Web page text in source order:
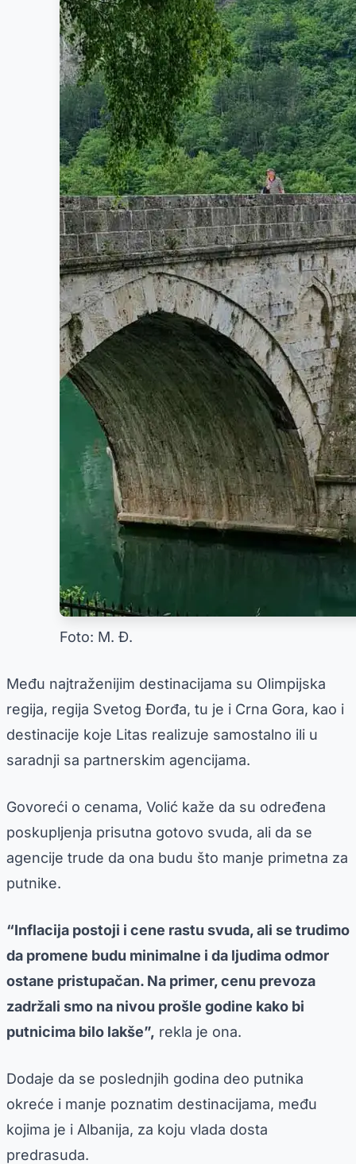
Foto: M. Đ.
Među najtraženijim destinacijama su Olimpijska
regija, regija Svetog Đorđa, tu je i Crna Gora, kao i
destinacije koje Litas realizuje samostalno ili u
saradnji sa partnerskim agencijama.
Govoreći o cenama, Volić kaže da su određena
poskupljenja prisutna gotovo svuda, ali da se
agencije trude da ona budu što manje primetna za
putnike.
“Inflacija postoji i cene rastu svuda, ali se trudimo
da promene budu minimalne i da ljudima odmor
ostane pristupačan. Na primer, cenu prevoza
zadržali smo na nivou prošle godine kako bi
putnicima bilo lakše”, rekla je ona.
Dodaje da se poslednjih godina deo putnika
okreće i manje poznatim destinacijama, među
kojima je i Albanija, za koju vlada dosta
predrasuda.